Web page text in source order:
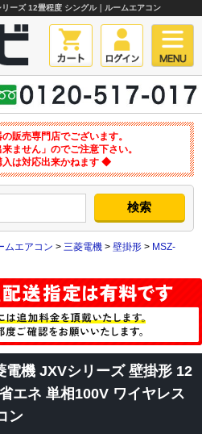
ーズ 12畳程度 シングル｜ルームエアコン
販売専門店でございます。
ません」のでご注意下さい。
は対応出来かねます ◆
ムエアコン > 三菱電機 > 壁掛形 > MSZ-
電機 JXVシリーズ 壁掛形 12
エネ 単相100V ワイヤレス
ン